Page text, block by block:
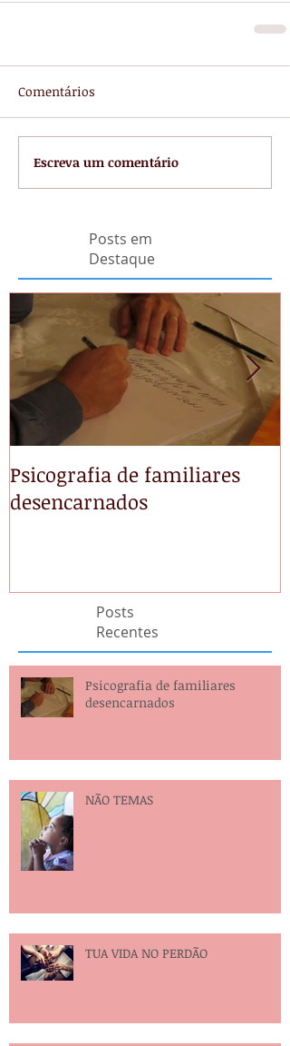
Comentários
Escreva um comentário
Posts em
Destaque
Psicografia de familiares
desencarnados
Posts
Recentes
Psicografia de familiares
desencarnados
NÃO TEMAS
TUA VIDA NO PERDÃO